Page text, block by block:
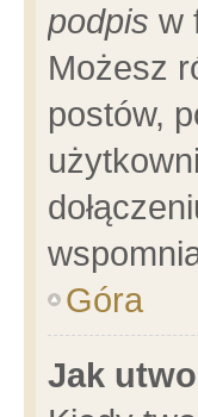
podpis w
Możesz
postów,
Góra
Jak